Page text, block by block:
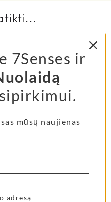
Namų kvapas Jambo
Cocoa
57,00 € – 399,00
Pasirinkti savybes
7Senses ir
mūsų naujienas